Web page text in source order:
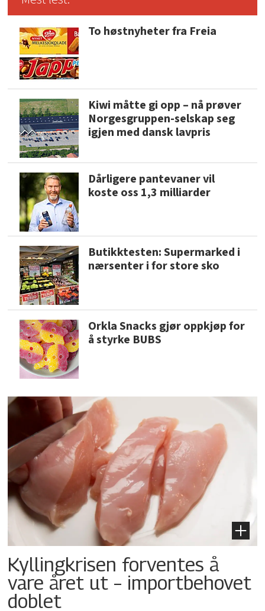
To høstnyheter fra Freia
Kiwi måtte gi opp – nå prøver
Norgesgruppen-selskap seg
igjen med dansk lavpris
Dårligere pantevaner vil
koste oss 1,3 milliarder
Butikktesten: Supermarked i
nærsenter i for store sko
Orkla Snacks gjør oppkjøp for
å styrke BUBS
Kyllingkrisen forventes å
vare året ut – importbehovet
doblet